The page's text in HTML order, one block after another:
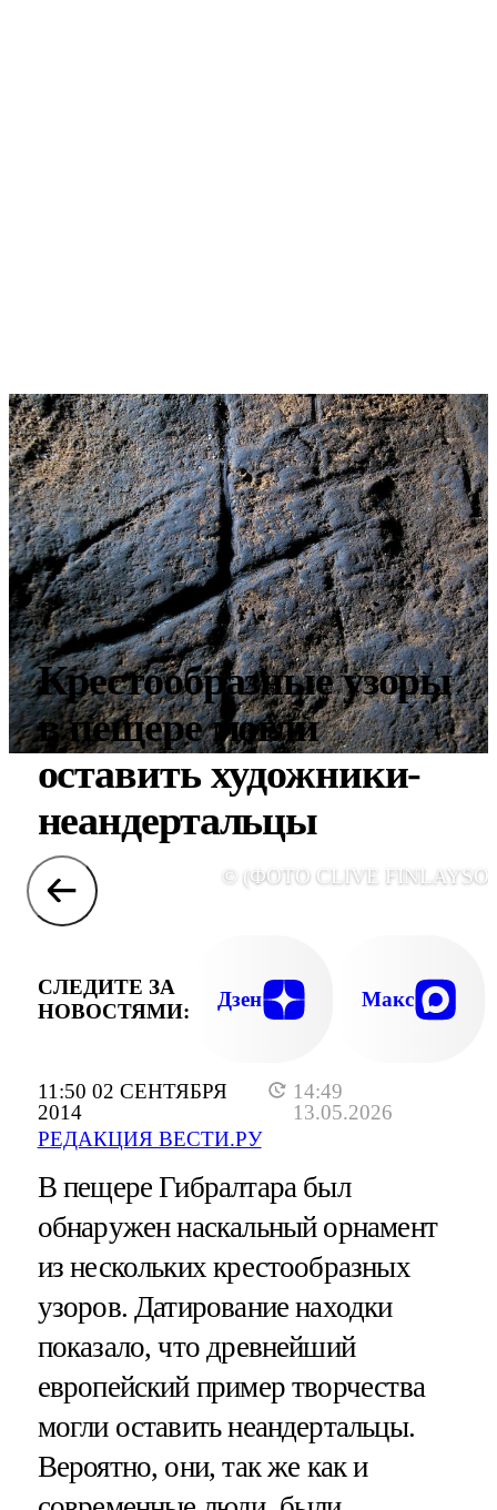
11:50 02 СЕНТЯБРЯ
2014
14:49
13.05.2026
РЕДАКЦИЯ ВЕСТИ.РУ
Крестообразные узоры
в пещере могли
оставить художники-
неандертальцы
© (ФОТО CLIVE
СЛЕДИТЕ ЗА
НОВОСТЯМИ:
Дзен Макс
В пещере Гибралтара был
обнаружен наскальный орнамент
из нескольких крестообразных
узоров. Датирование находки
показало, что древнейший
европейский пример творчества
могли оставить неандертальцы.
Вероятно, они, так же как и